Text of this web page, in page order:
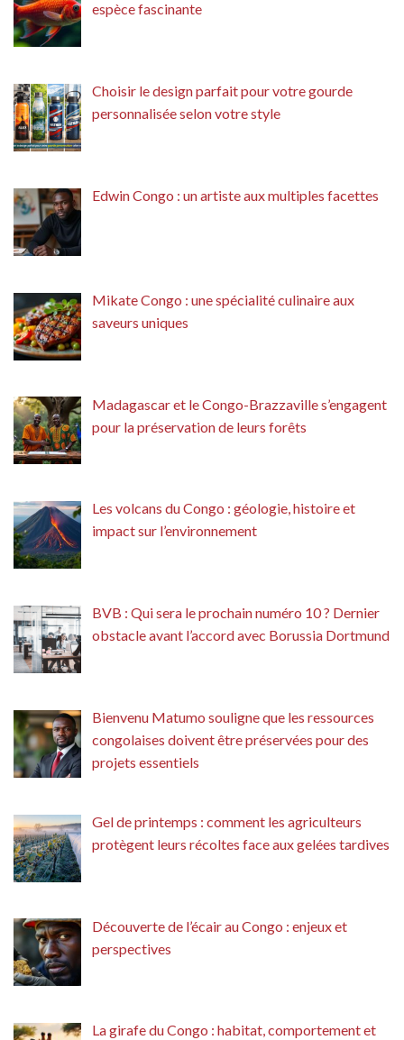
espèce fascinante
Choisir le design parfait pour votre gourde
personnalisée selon votre style
Edwin Congo : un artiste aux multiples facettes
Mikate Congo : une spécialité culinaire aux
saveurs uniques
Madagascar et le Congo-Brazzaville s’engagent
pour la préservation de leurs forêts
Les volcans du Congo : géologie, histoire et
impact sur l’environnement
BVB : Qui sera le prochain numéro 10 ? Dernier
obstacle avant l’accord avec Borussia Dortmund
Bienvenu Matumo souligne que les ressources
congolaises doivent être préservées pour des
projets essentiels
Gel de printemps : comment les agriculteurs
protègent leurs récoltes face aux gelées tardives
Découverte de l’écair au Congo : enjeux et
perspectives
La girafe du Congo : habitat, comportement et